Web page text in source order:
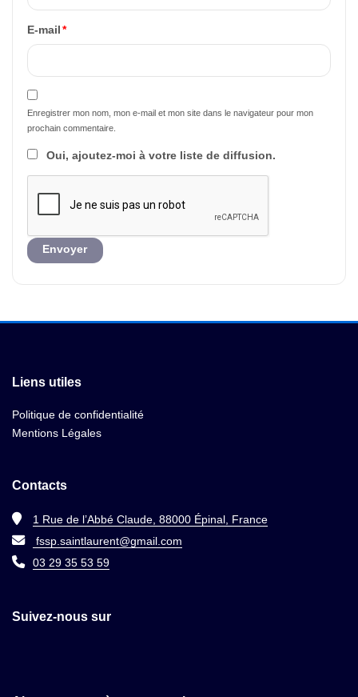
E-mail *
Enregistrer mon nom, mon e-mail et mon site dans le navigateur pour mon
prochain commentaire.
Oui, ajoutez-moi à votre liste de diffusion.
Liens utiles
Politique de confidentialité
Mentions Légales
Contacts
1 Rue de l’Abbé Claude, 88000 Épinal, France
fssp.saintlaurent@gmail.com
03 29 35 53 59
Suivez-nous sur